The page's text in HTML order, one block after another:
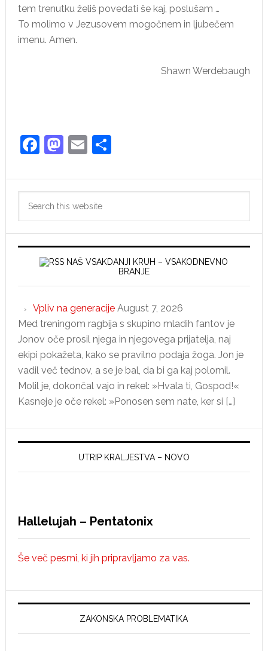
tem trenutku želiš povedati še kaj, poslušam …
To molimo v Jezusovem mogočnem in ljubečem
imenu. Amen.
Shawn Werdebaugh
Facebook
Mastodon
EmailShare
Primary
Sidebar
NAŠ VSAKDANJI KRUH – VSAKODNEVNO
BRANJE
Vpliv na generacije August 7, 2026
Med treningom ragbija s skupino mladih fantov je
Jonov oče prosil njega in njegovega prijatelja, naj
ekipi pokažeta, kako se pravilno podaja žoga. Jon je
vadil več tednov, a se je bal, da bi ga kaj polomil.
Molil je, dokončal vajo in rekel: »Hvala ti, Gospod!«
Kasneje je oče rekel: »Ponosen sem nate, ker si […]
UTRIP KRALJESTVA – NOVO
Hallelujah – Pentatonix
Še več pesmi, ki jih pripravljamo za vas.
ZAKONSKA PROBLEMATIKA